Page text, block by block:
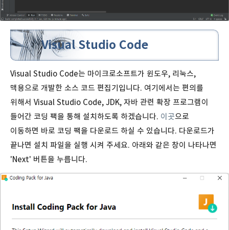
Visual Studio Code
Visual Studio Code는 마이크로소프트가 윈도우, 리눅스,
맥용으로 개발한 소스 코드 편집기입니다. 여기에서는 편의를
위해서 Visual Studio Code, JDK, 자바 관련 확장 프로그램이
들어간 코딩 팩을 통해 설치하도록 하겠습니다. 이곳으로
이동하면 바로 코딩 팩을 다운로드 하실 수 있습니다. 다운로드가
끝나면 설치 파일을 실행 시켜 주세요. 아래와 같은 창이 나타나면
'Next' 버튼을 누릅니다.